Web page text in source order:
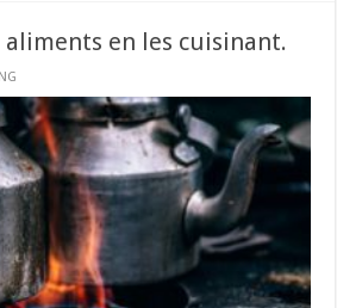
aliments en les cuisinant.